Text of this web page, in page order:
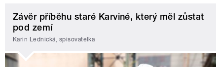
Závěr příběhu staré Karviné, který měl zůstat
pod zemí
Karin Lednická, spisovatelka